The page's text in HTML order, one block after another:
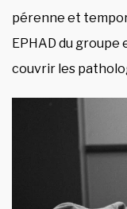
pérenne et
EPHAD du groupe
couvrir les